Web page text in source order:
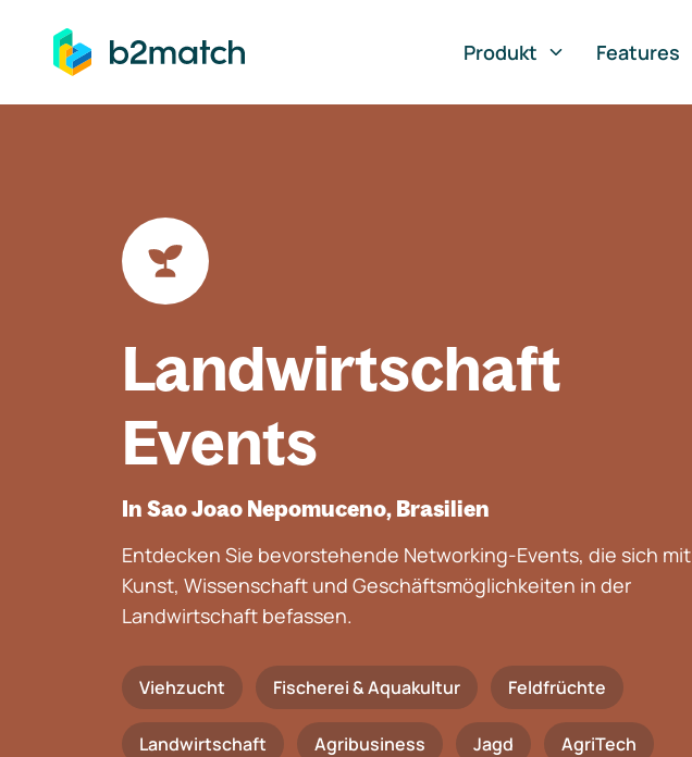
springen
Produkt
Features
Landwirtschaft
Events
In Sao Joao Nepomuceno, Brasilien
Entdecken Sie bevorstehende Networking-Events, die sich mit
Kunst, Wissenschaft und Geschäftsmöglichkeiten in der
Landwirtschaft befassen.
Viehzucht Fischerei & Aquakultur Feldfrüchte
Landwirtschaft Agribusiness Jagd AgriTech